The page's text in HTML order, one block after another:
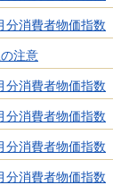
分消費者物価指数
注意
分消費者物価指数
分消費者物価指数
分消費者物価指数
分消費者物価指数